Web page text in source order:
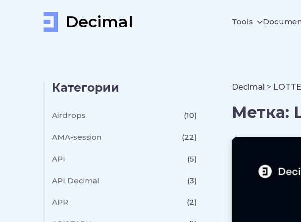
Decimal Tools
Категории
Airdrops (10)
AMA-session (22)
API (5)
API Decimal (3)
APR (2)
Decimal >
Метка: